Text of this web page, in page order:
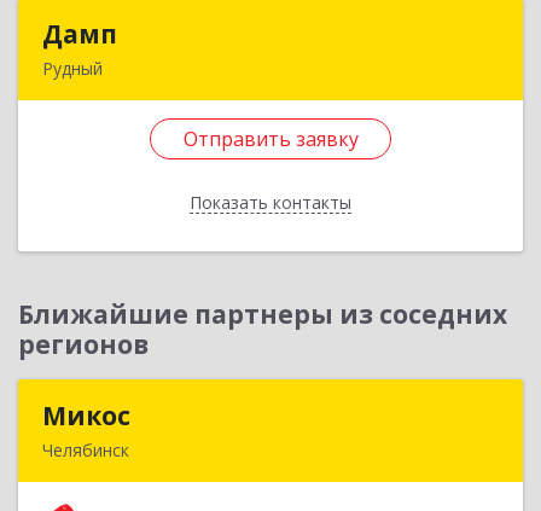
Дамп
Рудный
Отправить заявку
Показать контакты
Автовокзала 3-35
Ближайшие партнеры из соседних
регионов
Микос
Челябинск